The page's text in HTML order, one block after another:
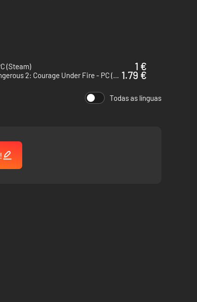
(Steam)
1 €
Hidden & Dangerous 2: Courage Under Fire - PC (Steam) 1.79 €
Todas as línguas